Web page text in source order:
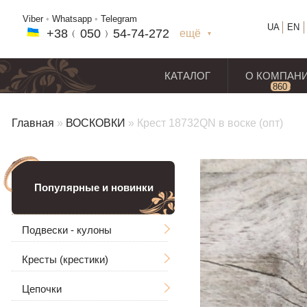
Viber • Whatsapp • Telegram
+38﹙ 050 ﹚54-74-272 ещё
+38(068) 97
UA EN
КАТАЛОГ О
860
Главная » ВОСКОВКИ » Крест 18732QN в воске (опт)
Популярные и новинки
Подвески - кулоны
Мужские
Большие
Ладанки
Кресты (крестики)
Без распятия
Цепочки